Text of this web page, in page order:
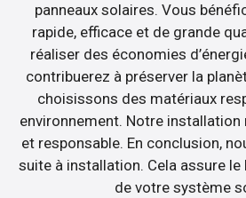
panneaux solaires. Vous
rapide, efficace et de grande
réaliser des économies
contribuerez à préserver la
choisissons des matériaux
environnement. Notre
et responsable. En conclusion,
suite à installation. Cela assure
de votre système